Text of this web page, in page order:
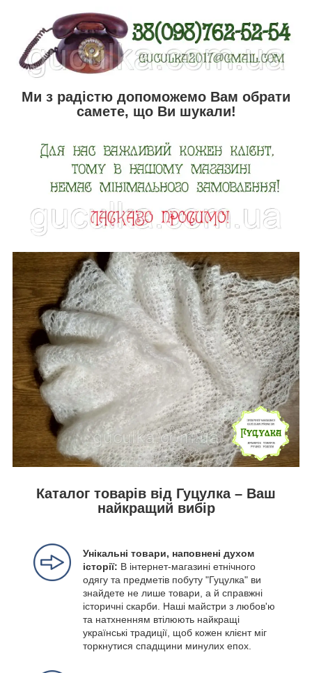
Ми з радістю допоможемо Вам обрати
самете, що Ви шукали!
Каталог товарів від Гуцулка – Ваш
найкращий вибір
Унікальні товари, наповнені духом
історії: В інтернет-магазині етнічного
одягу та предметів побуту "Гуцулка" ви
знайдете не лише товари, а й справжні
історичні скарби. Наші майстри з любов'ю
та натхненням втілюють найкращі
українські традиції, щоб кожен клієнт міг
торкнутися спадщини минулих епох.